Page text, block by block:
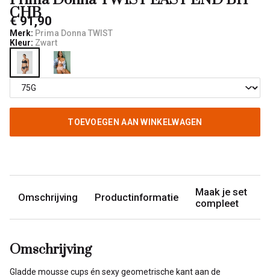
CHB
€ 91,90
Merk: Prima Donna TWIST
Kleur: Zwart
TOEVOEGEN AAN WINKELWAGEN
Omschrijving Productinformatie
Maak je set
compleet
Omschrijving
Gladde mousse cups én sexy geometrische kant aan de